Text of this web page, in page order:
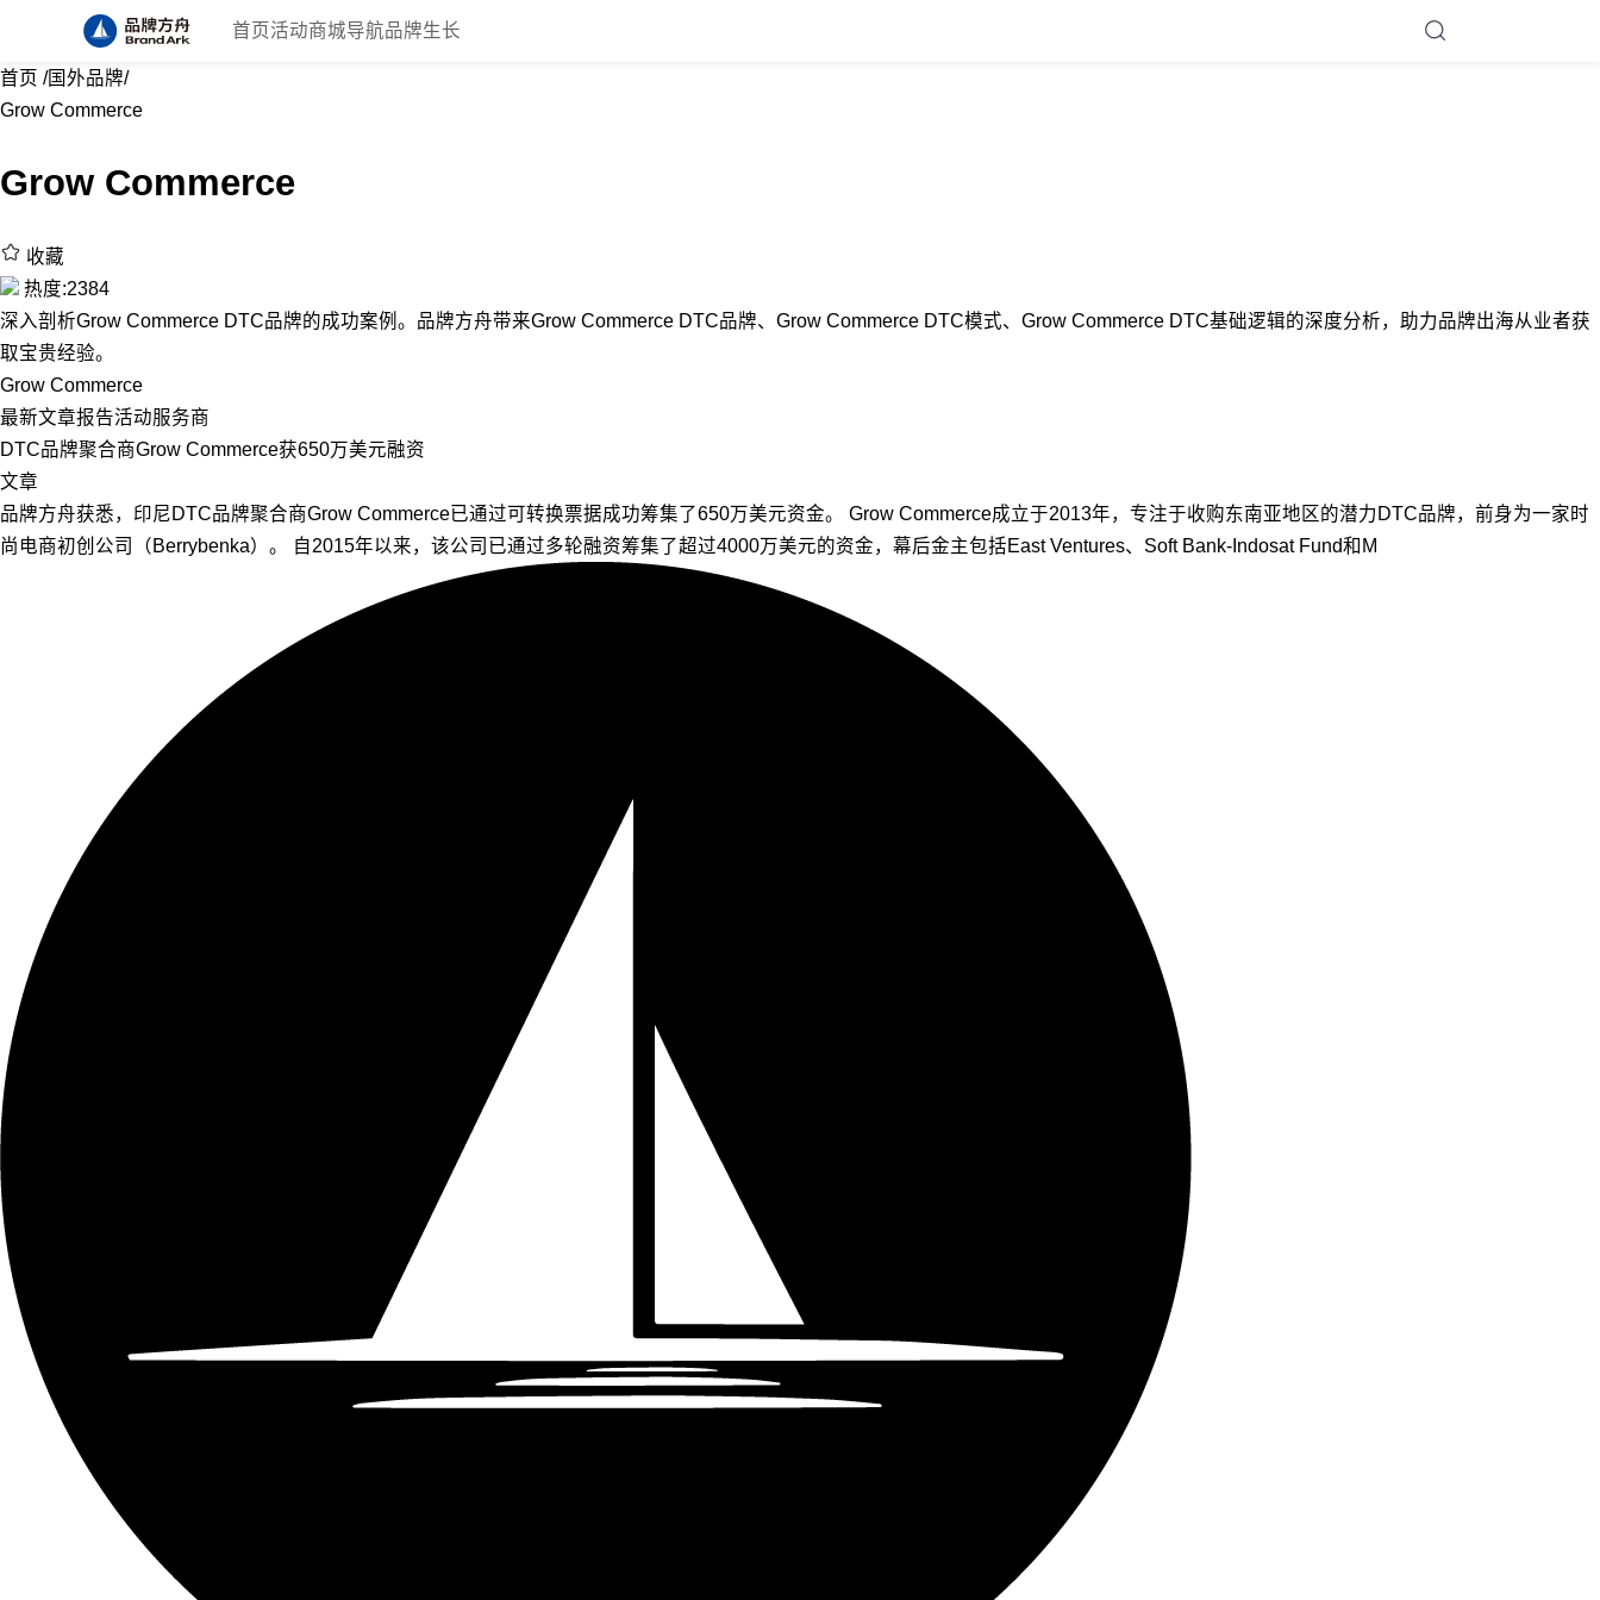
首页 活动商城导航品牌生长
首页 /国外品牌/
Grow Commerce
Grow Commerce
收藏
热度:2384
深入剖析Grow Commerce DTC品牌的成功案例。品牌方舟带来Grow Commerce DTC品牌、Grow Commerce DTC模式、Grow Commerce DTC基础逻辑的深度分析，助力品牌出海从业者获
取宝贵经验。
Grow Commerce
最新文章报告活动服务商
DTC品牌聚合商Grow Commerce获650万美元融资
文章
品牌方舟获悉，印尼DTC品牌聚合商Grow Commerce已通过可转换票据成功筹集了650万美元资金。 Grow Commerce成立于2013年，专注于收购东南亚地区的潜力DTC品牌，前身为一家时
尚电商初创公司（Berrybenka）。 自2015年以来，该公司已通过多轮融资筹集了超过4000万美元的资金，幕后金主包括East Ventures、Soft Bank-Indosat Fund和M